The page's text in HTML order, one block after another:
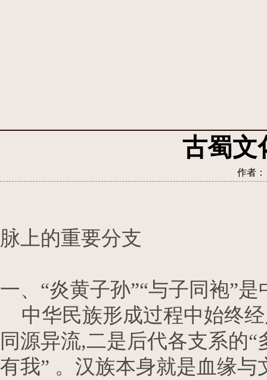
古蜀文
作者
脉上的重要分支
一、“炎黄子孙”“与子同袍”
中华民族形成过程中始终
同源异流,二是后代各支系的
有我” 。汉族本身就是血缘